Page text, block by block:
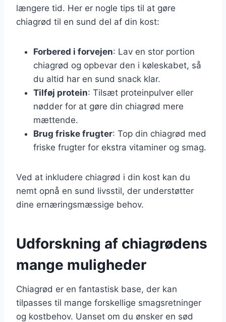
længere tid. Her er nogle tips til at gøre
chiagrød til en sund del af din kost:
Forbered i forvejen: Lav en stor portion
chiagrød og opbevar den i køleskabet, så
du altid har en sund snack klar.
Tilføj protein: Tilsæt proteinpulver eller
nødder for at gøre din chiagrød mere
mættende.
Brug friske frugter: Top din chiagrød med
friske frugter for ekstra vitaminer og smag.
Ved at inkludere chiagrød i din kost kan du
nemt opnå en sund livsstil, der understøtter
dine ernæringsmæssige behov.
Udforskning af chiagrødens
mange muligheder
Chiagrød er en fantastisk base, der kan
tilpasses til mange forskellige smagsretninger
og kostbehov. Uanset om du ønsker en sød